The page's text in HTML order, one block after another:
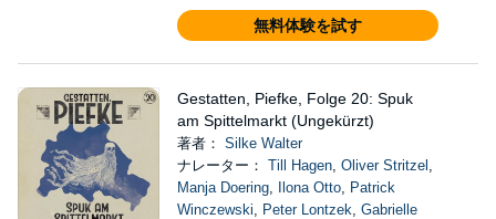
無料体験を試す
Gestatten, Piefke, Folge 20: Spuk
am Spittelmarkt (Ungekürzt)
著者： Silke Walter
ナレーター： Till Hagen, Oliver Stritzel ,
Manja Doering, Ilona Otto, Patrick
Winczewski, Peter Lontzek, Gabrielle